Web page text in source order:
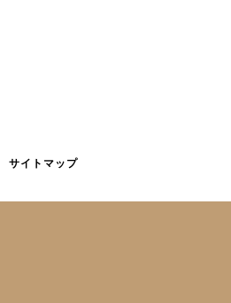
サイトマップ